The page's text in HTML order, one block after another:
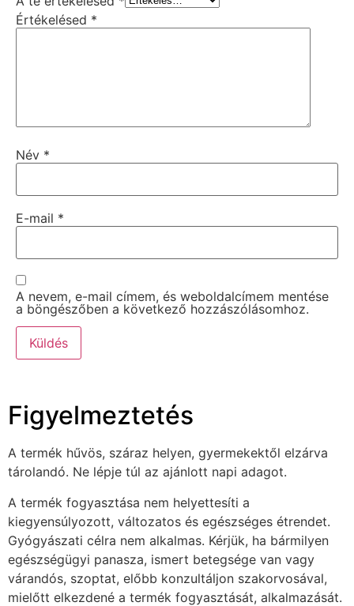
Értékelésed *
Név *
E-mail *
A nevem, e-mail címem, és weboldalcímem mentése
a böngészőben a következő hozzászólásomhoz.
Figyelmeztetés
A termék hűvös, száraz helyen, gyermekektől elzárva
tárolandó. Ne lépje túl az ajánlott napi adagot.
A termék fogyasztása nem helyettesíti a
kiegyensúlyozott, változatos és egészséges étrendet.
Gyógyászati célra nem alkalmas. Kérjük, ha bármilyen
egészségügyi panasza, ismert betegsége van vagy
várandós, szoptat, előbb konzultáljon szakorvosával,
mielőtt elkezdené a termék fogyasztását, alkalmazását.